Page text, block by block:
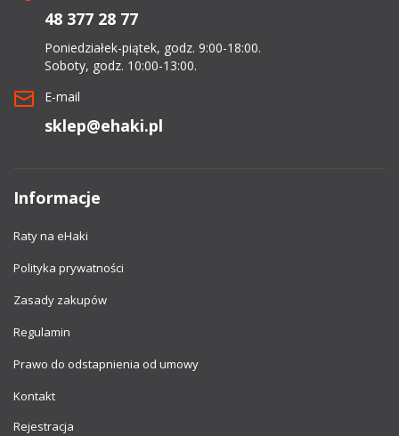
48 377 28 77
Poniedziałek-piątek, godz. 9:00-18:00.
Soboty, godz. 10:00-13:00.
E-mail
sklep@ehaki.pl
Informacje
Raty na eHaki
Polityka prywatności
Zasady zakupów
Regulamin
Prawo do odstapnienia od umowy
Kontakt
Rejestracja